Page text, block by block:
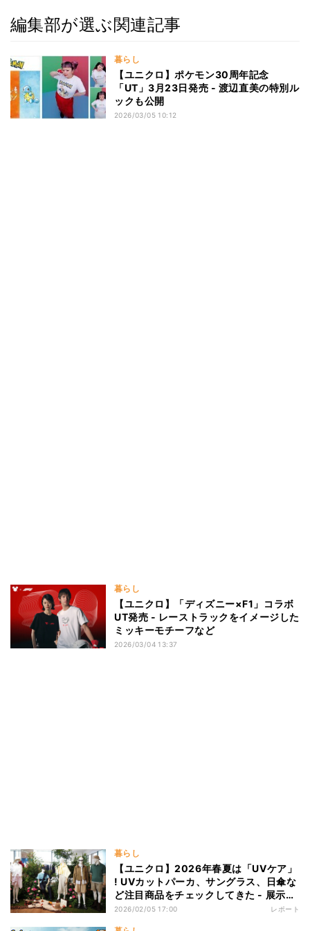
編集部が選ぶ関連記事
暮らし
【ユニクロ】ポケモン30周年記念
「UT」3月23日発売 - 渡辺直美の特別ル
ックも公開
2026/03/05 10:12
暮らし
【ユニクロ】「ディズニー×F1」コラボ
UT発売 - レーストラックをイメージした
ミッキーモチーフなど
2026/03/04 13:37
暮らし
【ユニクロ】2026年春夏は「UVケア」
! UVカットパーカ、サングラス、日傘な
ど注目商品をチェックしてきた - 展示会
レポ
2026/02/05 17:00 レポート